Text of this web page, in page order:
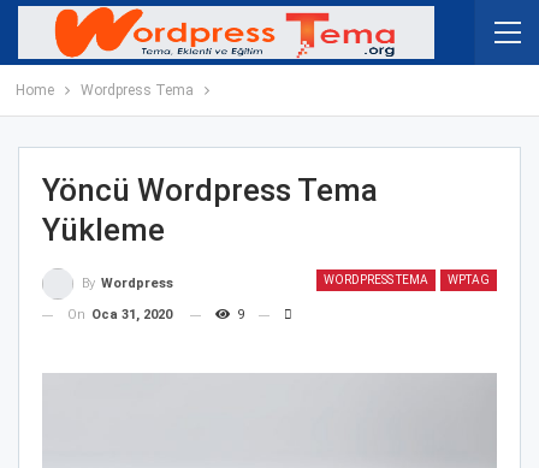
Home Wordpress Tema
Yöncü Wordpress Tema
Yükleme
WORDPRESS TEMA WPTAG
By Wordpress
On Oca 31, 2020 9